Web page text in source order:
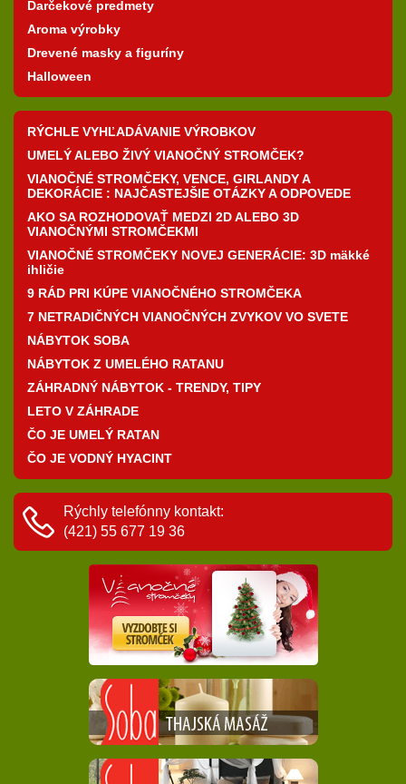
Darčekové predmety
Aroma výrobky
Drevené masky a figuríny
Halloween
RÝCHLE VYHĽADÁVANIE VÝROBKOV
UMELÝ ALEBO ŽIVÝ VIANOČNÝ STROMČEK?
VIANOČNÉ STROMČEKY, VENCE, GIRLANDY A
DEKORÁCIE : NAJČASTEJŠIE OTÁZKY A ODPOVEDE
AKO SA ROZHODOVAŤ MEDZI 2D ALEBO 3D
VIANOČNÝMI STROMČEKMI
VIANOČNÉ STROMČEKY NOVEJ GENERÁCIE: 3D mäkké
ihličie
9 RÁD PRI KÚPE VIANOČNÉHO STROMČEKA
7 NETRADIČNÝCH VIANOČNÝCH ZVYKOV VO SVETE
NÁBYTOK SOBA
NÁBYTOK Z UMELÉHO RATANU
ZÁHRADNÝ NÁBYTOK - TRENDY, TIPY
LETO V ZÁHRADE
ČO JE UMELÝ RATAN
ČO JE VODNÝ HYACINT
Rýchly telefónny kontakt:
(421) 55 677 19 36